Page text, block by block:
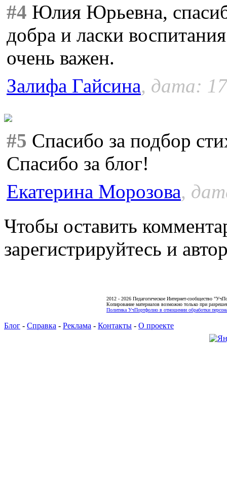
#4 Юлия Юрьевна,
добра и ласки
очень важен.
Залифа Гайсина, дата:
#5 Спасибо за подбор
Спасибо за блог!
Екатерина Морозова,
Чтобы оставить
зарегистрируйтесь и
2012 - 2026 Педагогическое Интернет-сообщество
Копирование материалов возможно только при
Политика УчПортфолио в отношении обработки
Блог - Справка - Реклама - Контакты - О проекте